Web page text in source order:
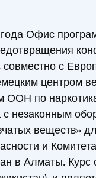
Офис
с
центром
по
незаконным
веществ»
и
в Алматы.